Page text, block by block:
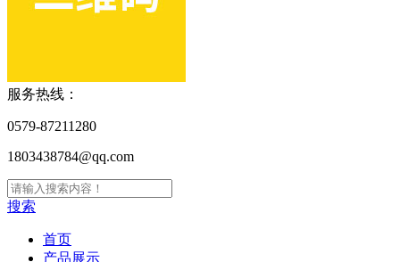
服务热线：
0579-87211280
1803438784@qq.com
搜索
首页
产品展示